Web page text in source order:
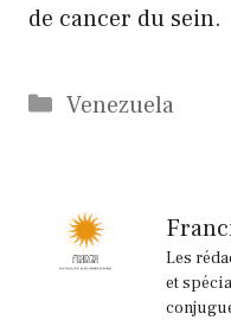
de cancer du sein.
Catégories
Venezuela
Les
et